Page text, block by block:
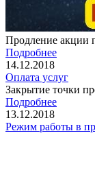
Продление акции
Подробнее
14.12.2018
Оплата услуг
Закрытие точки
Подробнее
13.12.2018
Режим работы в